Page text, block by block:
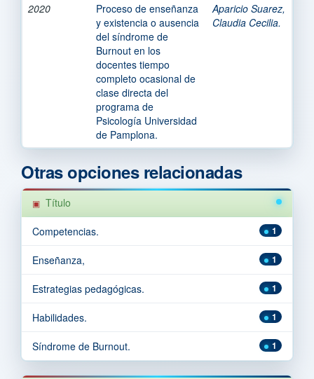
2020
Proceso de enseñanza
y existencia o ausencia
del síndrome de
Burnout en los
docentes tiempo
completo ocasional de
clase directa del
programa de
Psicología Universidad
de Pamplona.
Aparicio Suarez,
Claudia Cecilia.
Otras opciones relacionadas
Título
1
Competencias.
1
Enseñanza,
1
Estrategias pedagógicas.
1
Habilidades.
1
Síndrome de Burnout.